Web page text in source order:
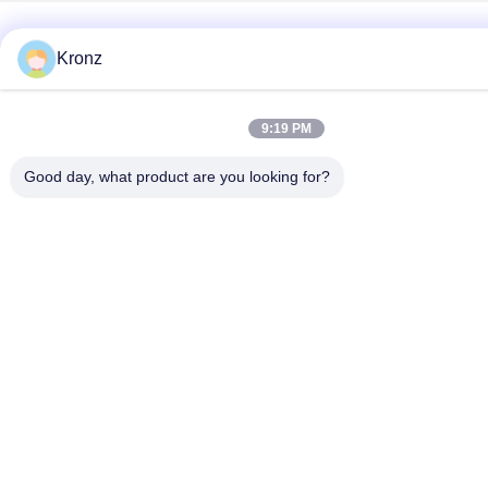
Sociale media
Kronz
9:19 PM
Good day, what product are you looking for?